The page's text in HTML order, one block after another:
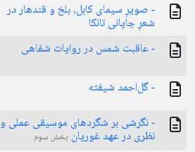
- صویرِ سیمای كابل، بلخ و قندهار در
شعرِ جاپانی تانكا
- عاقبت شمس در روایات شفاهی
- گل‌احمد شيفته
- نگرشی بر شگردهای موسيقی عملی و
نظری در عهد غوريان بخش سوم